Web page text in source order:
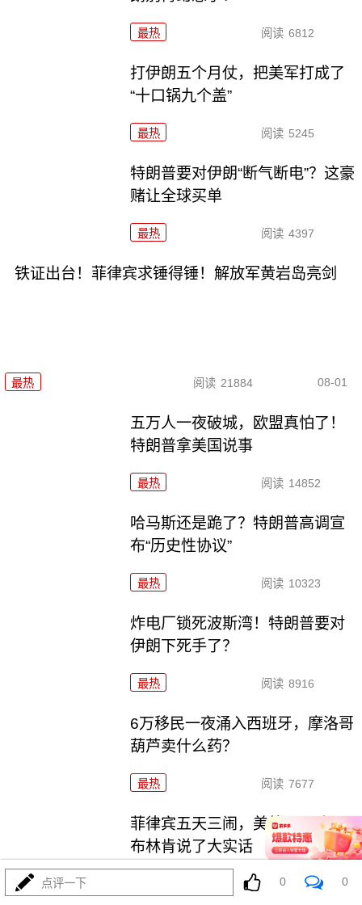
最热 阅读 6812
打伊朗五个月仗，把美军打成了
“十口锅九个盖”
最热 阅读 5245
特朗普要对伊朗“断气断电”？这豪
赌让全球买单
最热 阅读 4397
铁证出台！菲律宾求锤得锤！解放军黄岩岛亮剑
最热 阅读 21884 08-01
五万人一夜破城，欧盟真怕了！
特朗普拿美国说事
最热 阅读 14852
哈马斯还是跪了？特朗普高调宣
布“历史性协议”
最热 阅读 10323
炸电厂锁死波斯湾！特朗普要对
伊朗下死手了？
最热 阅读 8916
6万移民一夜涌入西班牙，摩洛哥
葫芦卖什么药？
最热 阅读 7677
菲律宾五天三闹，美航母压阵，
布林肯说了大实话
阅读 26826
点评一下 0 0